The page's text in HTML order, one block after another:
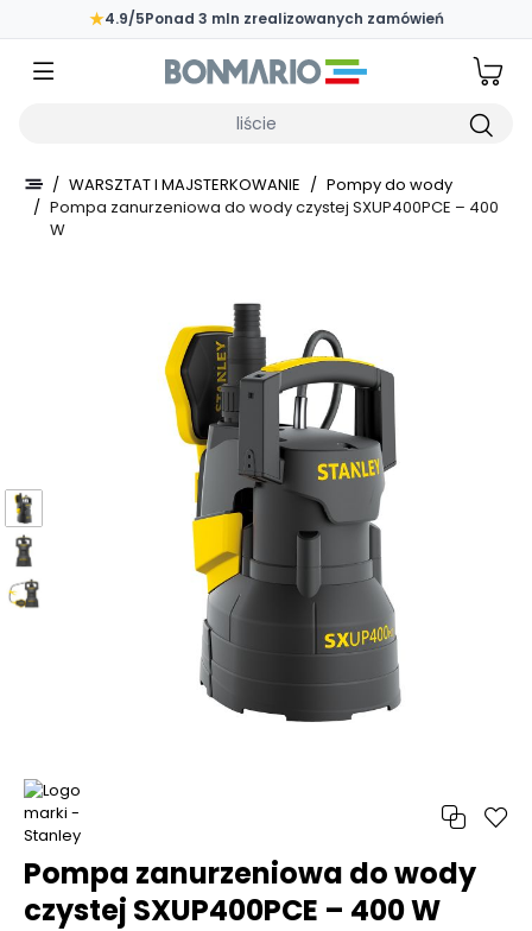
Przejdź do głównej zawartości strony
★4.9/5Ponad 3 mln zrealizowanych zamówień
/ WARSZTAT I MAJSTERKOWANIE / Pompy do wody
/ Pompa zanurzeniowa do wody czystej SXUP400PCE – 400
W
Pompa zanurzeniowa do wody
czystej SXUP400PCE – 400 W